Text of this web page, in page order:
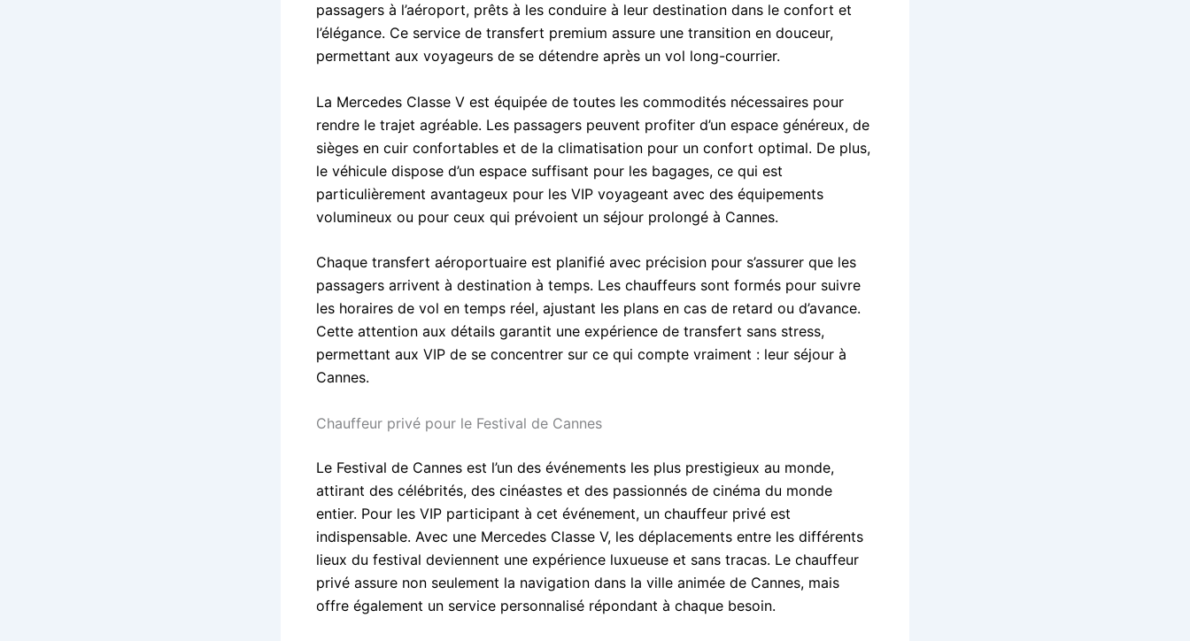
passagers à l’aéroport, prêts à les conduire à leur destination dans le confort et
l’élégance. Ce service de transfert premium assure une transition en douceur,
permettant aux voyageurs de se détendre après un vol long-courrier.
La Mercedes Classe V est équipée de toutes les commodités nécessaires pour
rendre le trajet agréable. Les passagers peuvent profiter d’un espace généreux, de
sièges en cuir confortables et de la climatisation pour un confort optimal. De plus,
le véhicule dispose d’un espace suffisant pour les bagages, ce qui est
particulièrement avantageux pour les VIP voyageant avec des équipements
volumineux ou pour ceux qui prévoient un séjour prolongé à Cannes.
Chaque transfert aéroportuaire est planifié avec précision pour s’assurer que les
passagers arrivent à destination à temps. Les chauffeurs sont formés pour suivre
les horaires de vol en temps réel, ajustant les plans en cas de retard ou d’avance.
Cette attention aux détails garantit une expérience de transfert sans stress,
permettant aux VIP de se concentrer sur ce qui compte vraiment : leur séjour à
Cannes.
Chauffeur privé pour le Festival de Cannes
Le Festival de Cannes est l’un des événements les plus prestigieux au monde,
attirant des célébrités, des cinéastes et des passionnés de cinéma du monde
entier. Pour les VIP participant à cet événement, un chauffeur privé est
indispensable. Avec une Mercedes Classe V, les déplacements entre les différents
lieux du festival deviennent une expérience luxueuse et sans tracas. Le chauffeur
privé assure non seulement la navigation dans la ville animée de Cannes, mais
offre également un service personnalisé répondant à chaque besoin.